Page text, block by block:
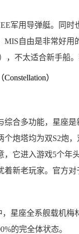
军用导弹艇。同时
MIS自由是非常好用
），不太适合新手船
）
综合多功能，星座
个炮塔均为双S2炮
，它进入游戏5个年
着新老玩家。官方
，星座全系舰载机
的完全体状态。